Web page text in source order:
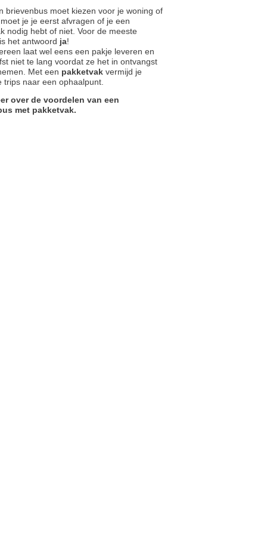
brievenbus moet kiezen voor je woning of
je je eerst afvragen of je een
nodig hebt of niet. Voor de meeste
het antwoord ja!
laat wel eens een pakje leveren en
niet te lang voordat ze het in ontvangst
Met een pakketvakvermijd je
trips naar een ophaalpunt.
over de voordelen van een
met pakketvak.